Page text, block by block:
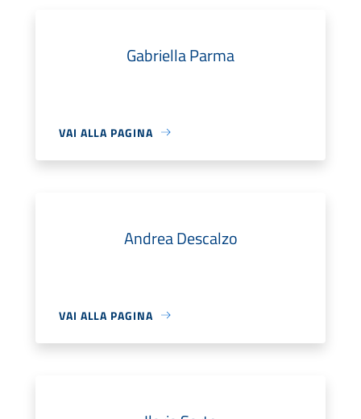
Gabriella Parma
VAI ALLA PAGINA
Andrea Descalzo
VAI ALLA PAGINA